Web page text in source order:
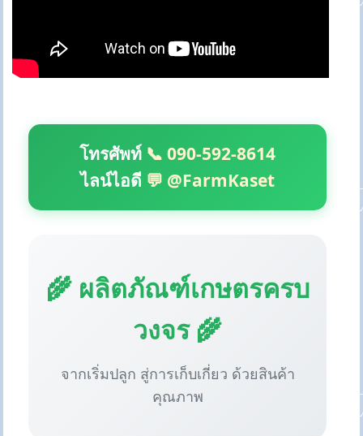
โทรศัพท์ 📞 090-592-8614
ไลน์ไอดี 💬 @FarmKaset
🌾 ผลิตภัณฑ์เกษตรครบ
วงจร 🌾
จากเริ่มปลูก สู่การเก็บเกี่ยว ด้วยสินค้า
คุณภาพ